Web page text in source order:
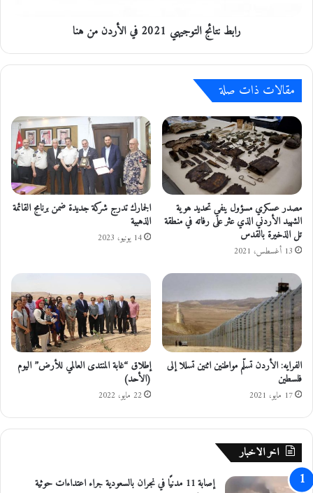
ق
أ
م
ي
ر
ي
ه
ي
2
2
1
ف
ي
ا
ل
ر
د
ن
م
ن
ه
ن
ا
رابط نتائج التوجيهي 2021 في الأردن من هنا
مقالات ذات صلة
مصدر عسكري مسؤول ينفي تحديد هوية
الشهيد الأردني الذي عثر على رفاته في منطقة
تل الذخيرة بالقدس
13 أغسطس، 2021
الجمارك تدرج شركة جديدة ضمن برنامج القائمة
الذهبية
14 يونيو، 2023
الفرايه: الأردن تسلّم مواطنين اثنين تسللا إلى
فلسطين
17 مايو، 2021
إطلاق “غابة المنتدى العالمي للأرض” اليوم
(الأحد)
22 مايو، 2022
اخر الاخبار
إصابة 11 مدنيًا في نجران بالسعودية جراء اعتداءات حوثية